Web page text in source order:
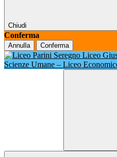
Chiudi
Conferma
Annulla Conferma
Liceo
Scienze Umane – Liceo